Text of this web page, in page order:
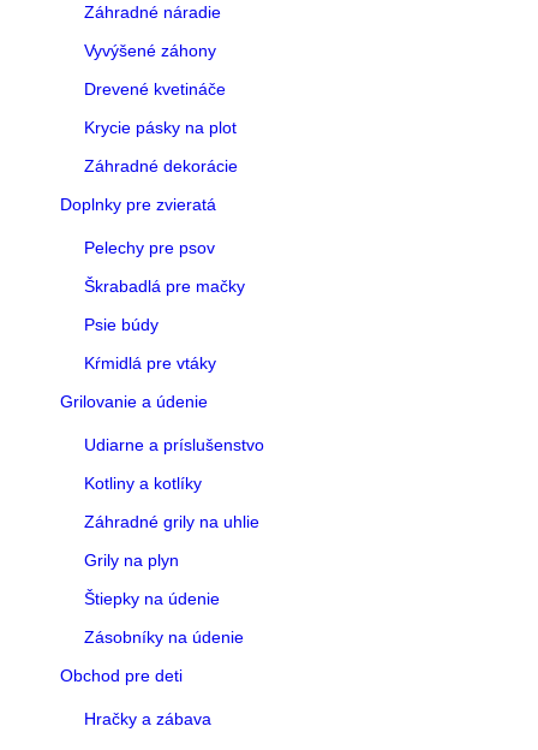
Záhradné náradie
Vyvýšené záhony
Drevené kvetináče
Krycie pásky na plot
Záhradné dekorácie
Doplnky pre zvieratá
Pelechy pre psov
Škrabadlá pre mačky
Psie búdy
Kŕmidlá pre vtáky
Grilovanie a údenie
Udiarne a príslušenstvo
Kotliny a kotlíky
Záhradné grily na uhlie
Grily na plyn
Štiepky na údenie
Zásobníky na údenie
Obchod pre deti
Hračky a zábava